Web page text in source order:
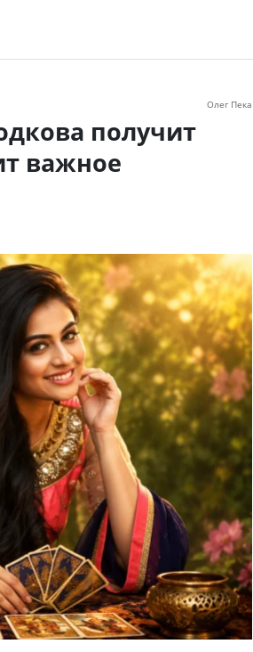
Олег Пека
получит
важное